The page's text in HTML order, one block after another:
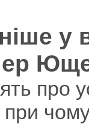
у
про